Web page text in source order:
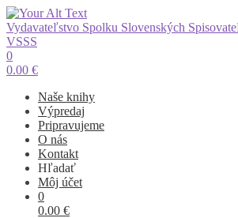
Vydavateľstvo Spolku Slovenských
VSSS
0
0.00 €
Naše knihy
Výpredaj
Pripravujeme
O nás
Kontakt
Hľadať
Môj účet
0
0.00 €